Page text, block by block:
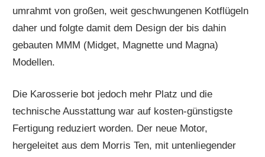
umrahmt von großen, weit geschwungenen Kotflügeln
daher und folgte damit dem Design der bis dahin
gebauten MMM (Midget, Magnette und Magna)
Modellen.
Die Karosserie bot jedoch mehr Platz und die
technische Ausstattung war auf kosten-günstigste
Fertigung reduziert worden. Der neue Motor,
hergeleitet aus dem Morris Ten, mit untenliegender